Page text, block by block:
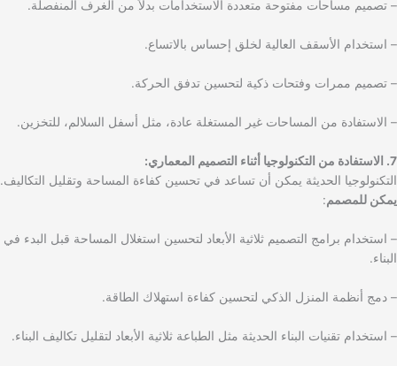
– تصميم مساحات مفتوحة متعددة الاستخدامات بدلاً من الغرف المنفصلة.
– استخدام الأسقف العالية لخلق إحساس بالاتساع.
– تصميم ممرات وفتحات ذكية لتحسين تدفق الحركة.
– الاستفادة من المساحات غير المستغلة عادة، مثل أسفل السلالم، للتخزين.
7. الاستفادة من التكنولوجيا أثناء التصميم المعماري:
التكنولوجيا الحديثة يمكن أن تساعد في تحسين كفاءة المساحة وتقليل التكاليف.
يمكن للمصمم:
– استخدام برامج التصميم ثلاثية الأبعاد لتحسين استغلال المساحة قبل البدء في
البناء.
– دمج أنظمة المنزل الذكي لتحسين كفاءة استهلاك الطاقة.
– استخدام تقنيات البناء الحديثة مثل الطباعة ثلاثية الأبعاد لتقليل تكاليف البناء.